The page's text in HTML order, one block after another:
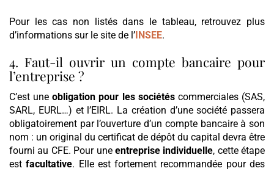
Pour les cas non listés dans le tableau, retrouvez plus
d’informations sur le site de l’INSEE.
4. Faut-il ouvrir un compte bancaire pour
l’entreprise ?
C’est uneobligation pour les sociétéscommerciales (SAS,
SARL, EURL…) et l’EIRL. La création d’une société passera
obligatoirement par l’ouverture d’un compte bancaire à son
nom : un original du certificat de dépôt du capital devra être
fourni au CFE. Pour une entreprise individuelle, cette étape
estfacultative. Elle est fortement recommandée pour des